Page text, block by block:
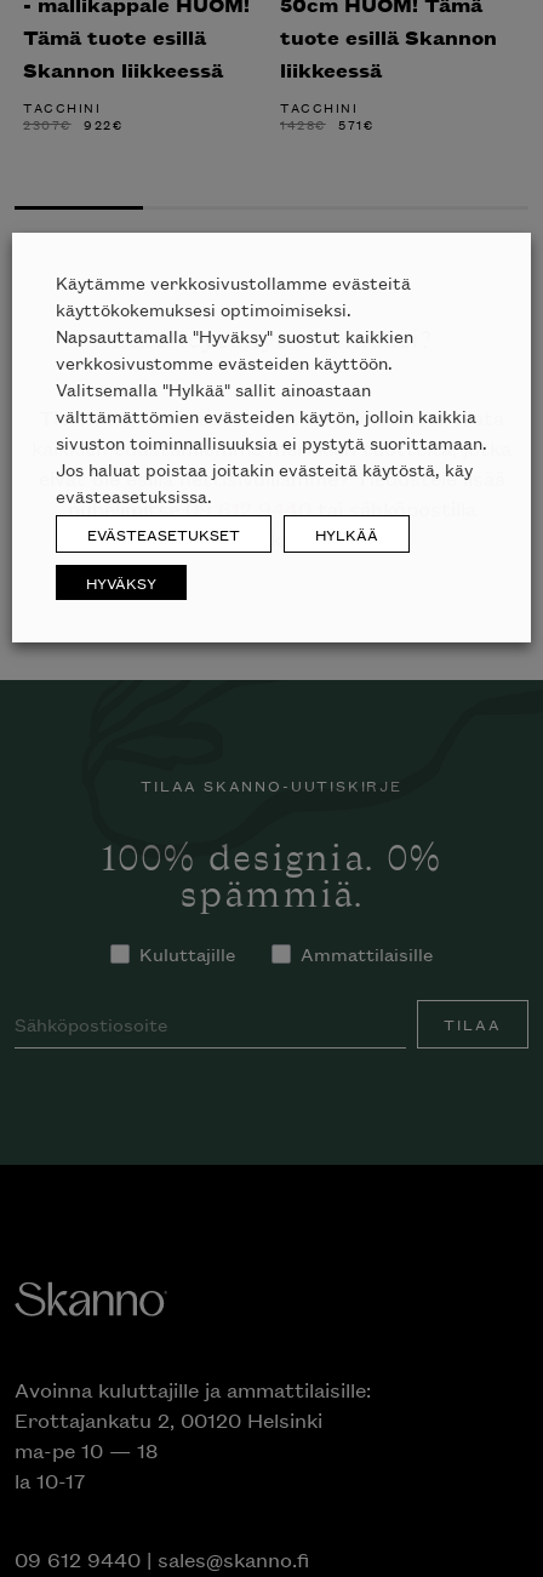
Tämä tuote esillä
Skannon liikkeessä
TACCHINI
2307€ ALKUPERÄINEN
922€
tuote esillä Skannon
liikkeessä
TACCHINI
1428€ ALKUPERÄINEN
571€
Etkö löytänyt etsimääsi?
Tiesithän, että kauttamme on mahdollista tilata
kaikkien edustamiemme merkkien tuotteita, jotka
eivät ole esillä nettisivuillamme? Tiedustele lisää
puhelimitse09 612 9440
sales@skanno.fi.
TILAA SKANNO-UUTISKIRJE
100% designia. 0%
spämmiä.
Kuluttajille Ammattilaisille
TILAA
Avoinna kuluttajille ja ammattilaisille:
Erottajankatu 2, 00120 Helsinki
ma-pe 10 — 18
la 10-17
09 612 9440 | sales@skanno.fi
Käytämme verkkosivustollamme evästeitä
käyttökokemuksesi optimoimiseksi.
Napsauttamalla "Hyväksy" suostut kaikkien
verkkosivustomme evästeiden käyttöön.
Valitsemalla "Hylkää" sallit ainoastaan
välttämättömien evästeiden käytön, jolloin kaikkia
sivuston toiminnallisuuksia ei pystytä suorittamaan.
Jos haluat poistaa joitakin evästeitä käytöstä, käy
evästeasetuksissa.
EVÄSTEASETUKSET HYLKÄÄ
HYVÄKSY